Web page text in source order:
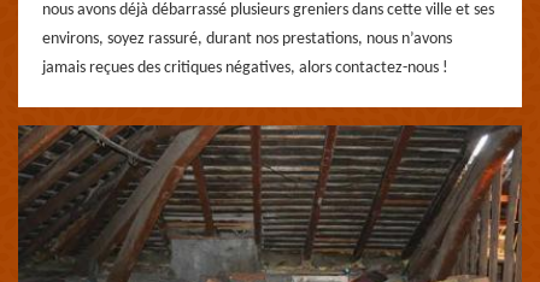
nous avons déjà débarrassé plusieurs greniers dans cette ville et ses
environs, soyez rassuré, durant nos prestations, nous n’avons
jamais reçues des critiques négatives, alors contactez-nous !